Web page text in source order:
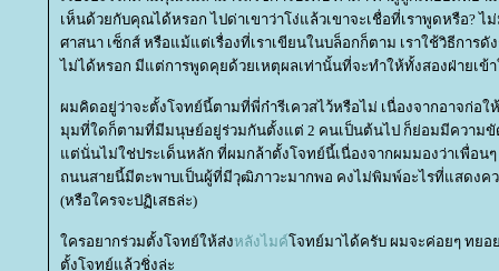
เห็นด้วยกับคุณได้หรอก ไปด่าเขาว่าโง่แล้วเขาจะเชื่อที่เราพูดหรือ? ไ
ศาสนา เซ็กส์ หรือแม้แต่เรื่องที่เราเขียนในบล็อกก็ตาม เราใช้วิธีการดั
ไม่ได้หรอก มีแต่การพูดคุยด้วยเหตุผลเท่านั้นที่จะทำให้ทั้งสองฝ่ายเข้
ผมคิดอยู่ว่าจะตั้งโจทย์นี้ตามที่พี่ก๋ารีเควสไว้หรือไม่ เนื่องจากอาจก่อ
มุมที่ใดก็ตามที่มีมนุษย์อยู่ร่วมกันตั้งแต่ 2 คนเป็นต้นไป ก็ย่อมมีความขั
ต่นั่นไม่ใช่ประเด็นหลัก ที่ผมกล้าตั้งโจทย์นี้เนื่องจากผมมองว่าเพื่อน
ถนนสายนี้มีตะพาบเป็นผู้ที่มีวุฒิภาวะมากพอ คงไม่พิมพ์อะไรที่แสดงค
(หรือใครจะปฏิเสธล่ะ)
ครอยากร่วมตั้งโจทย์ให้ส่งหลังไมค์จทย์มาได้ครับ ผมจะค่อยๆ ทยอ
ตั้งโจทย์แล้วชิ่งล่ะ